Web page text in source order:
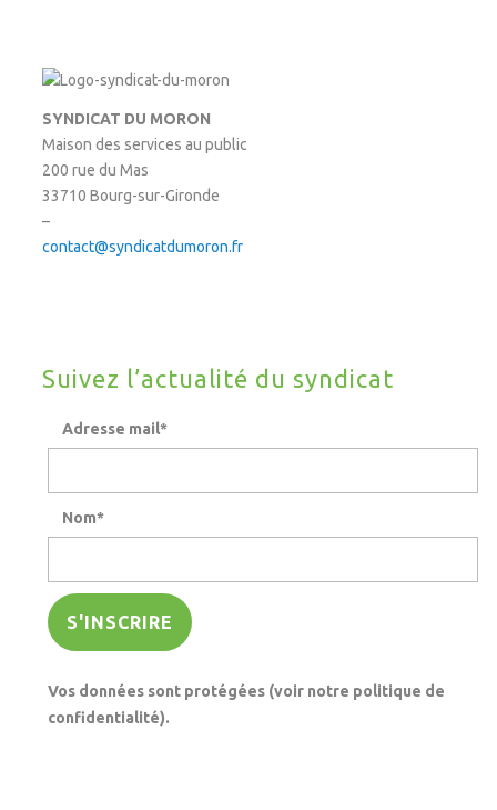
SYNDICAT DU MORON
Maison des services au public
200 rue du Mas
33710 Bourg-sur-Gironde
–
contact@syndicatdumoron.fr
Suivez l’actualité du syndicat
Adresse mail*
Nom*
Vos données sont protégées (voir notre politique de
confidentialité).